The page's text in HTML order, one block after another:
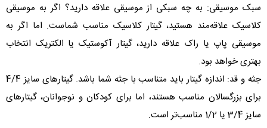
سبک موسیقی: به چه سبکی از موسیقی علاقه دارید؟ اگر به موسیقی
کلاسیک علاقه‌مند هستید، گیتار کلاسیک مناسب شماست. اما اگر به
موسیقی پاپ یا راک علاقه دارید، گیتار آکوستیک یا الکتریک انتخاب
بهتری خواهد بود.
جثه و قد: اندازه گیتار باید متناسب با جثه شما باشد. گیتارهای سایز 4/4
برای بزرگسالان مناسب هستند، اما برای کودکان و نوجوانان، گیتارهای
سایز 3/4 یا 1/2 مناسب‌تر است.